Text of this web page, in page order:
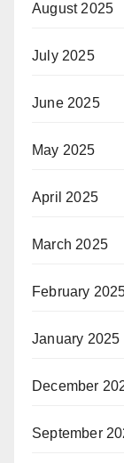
August 2025
July 2025
June 2025
May 2025
April 2025
March 2025
February
January 2025
December
September